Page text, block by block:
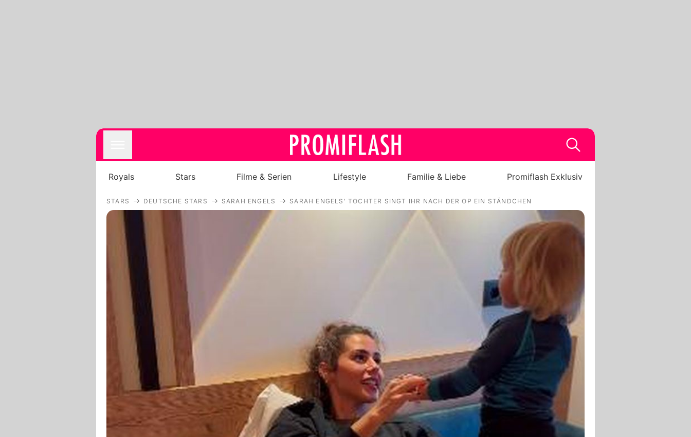
Royals
Alle Themen auf Promiflash
Jobs
App runterladen
Team
Redaktionelle Richtlinien
Royals Stars Filme & Serien Lifestyle Familie & Liebe Promiflash Exklusiv
STARS DEUTSCHE STARS SARAH ENGELS SARAH ENGELS' TOCHTER SINGT IHR NACH DER OP EIN STÄNDCHEN